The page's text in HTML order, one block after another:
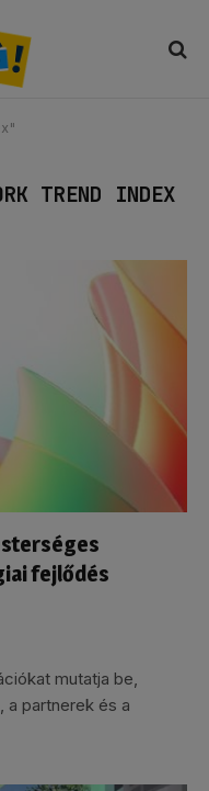
TREND INDEX
fejlődés
mutatja be,
a partnerek és a